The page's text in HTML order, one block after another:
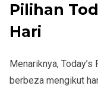
Pilihan
Hari
Menariknya,
berbeza mengikut